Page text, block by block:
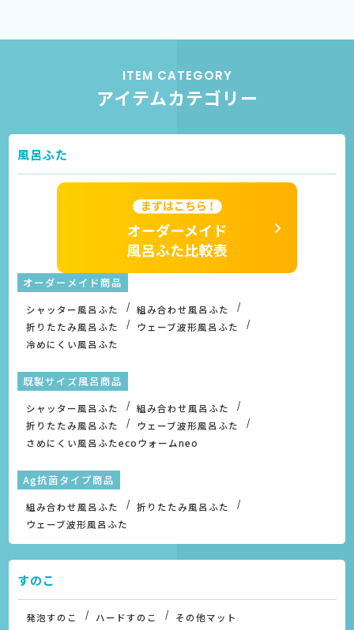
ITEM CATEGORY
アイテムカテゴリー
風呂ふた
オーダーメイド商品
シャッター風呂ふた
組み合わせ風呂ふた
折りたたみ風呂ふた
ウェーブ波形風呂ふた
冷めにくい風呂ふた
既製サイズ風呂商品
シャッター風呂ふた
組み合わせ風呂ふた
折りたたみ風呂ふた
ウェーブ波形風呂ふた
さめにくい風呂ふたecoウォームneo
Ag抗菌タイプ商品
組み合わせ風呂ふた
折りたたみ風呂ふた
ウェーブ波形風呂ふた
すのこ
発泡すのこ ハードすのこ その他マット